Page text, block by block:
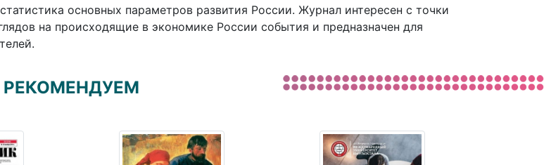
основных параметров развития России. Журнал интересен с точки
на происходящие в экономике России события и предназначен для
РЕКОМЕНДУЕМ